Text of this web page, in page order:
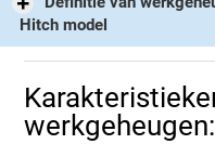
Hitch model
werkgeheugen: